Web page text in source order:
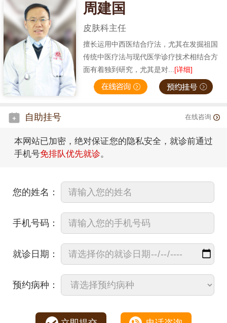
周建国
皮肤科主任
擅长运用中西医结合疗法，尤其在发掘祖国
传统中医疗法与现代医学诊疗技术相结合方
面有着独到研究，尤其是对...[详细]
自助挂号 在线咨询
本网站已加密，绝对保证您的隐私安全，就诊前通过
手机号免排队优先就诊。
您的姓名：
手机号码：
就诊日期：
预约病种：